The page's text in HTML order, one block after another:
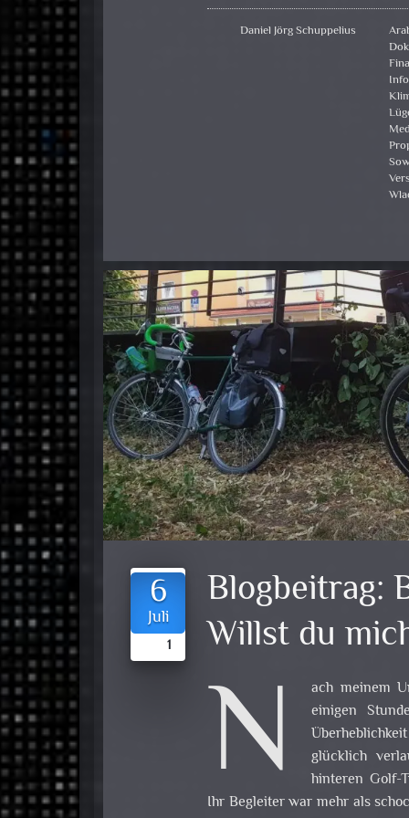
Daniel Jörg Schuppelius
6
Juli
1
Blogbeitrag:
Willst du
N
ach meinem
einigen
glücklich
hinteren Golf-
Ihr Begleiter war mehr als